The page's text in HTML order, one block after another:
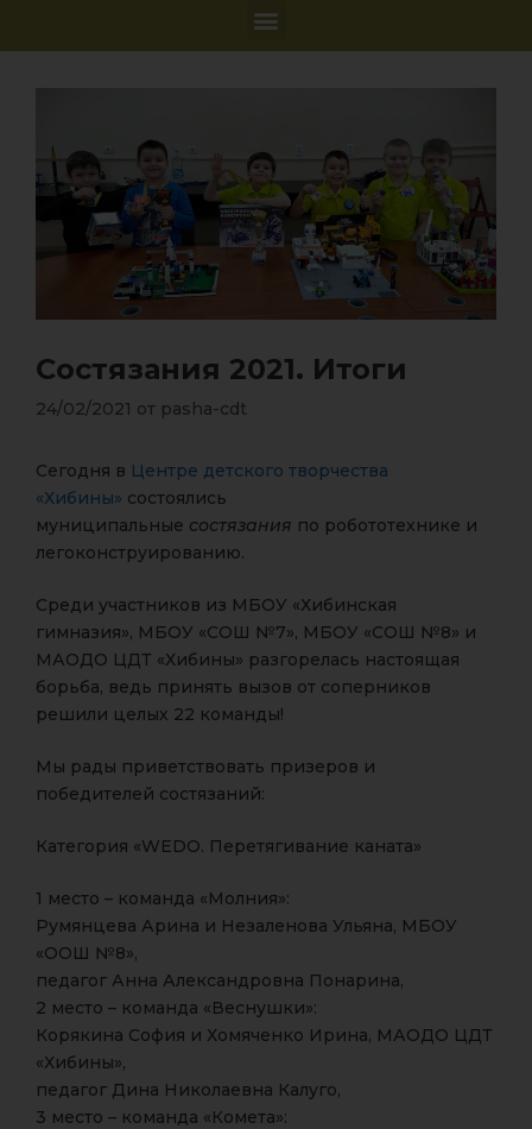
Состязания 2021. Итоги
24/02/2021 от pasha-cdt
Сегодня в Центре детского творчества
«Хибины» состоялись
муниципальные состязания по робототехнике и
легоконструированию.
Среди участников из МБОУ «Хибинская
гимназия», МБОУ «СОШ №7», МБОУ «СОШ №8» и
МАОДО ЦДТ «Хибины» разгорелась настоящая
борьба, ведь принять вызов от соперников
решили целых 22 команды!
Мы рады приветствовать призеров и
победителей состязаний:
Категория «WEDO. Перетягивание каната»
1 место – команда «Молния»:
Румянцева Арина и Незаленова Ульяна, МБОУ
«ООШ №8»,
педагог Анна Александровна Понарина,
2 место – команда «Веснушки»:
Корякина София и Хомяченко Ирина, МАОДО ЦДТ
«Хибины»,
педагог Дина Николаевна Калуго,
3 место – команда «Комета»: